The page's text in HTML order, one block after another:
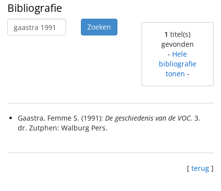
Bibliografie
1 titel(s)
gevonden
- Hele
bibliografie
tonen -
Gaastra, Femme S. (1991): De geschiedenis van de VOC. 3.
dr. Zutphen: Walburg Pers.
[ terug ]